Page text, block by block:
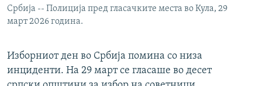
Србија -- Полиција пред гласачките места во Кула, 29
март 2026 година.
Изборниот ден во Србија помина со низа
инциденти. На 29 март се гласаше во десет